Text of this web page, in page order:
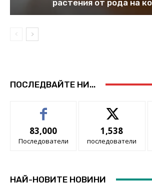
растения от рода на
ПОСЛЕДВАЙТЕ НИ...
83,000
Последователи
1,538
последователи
НАЙ-НОВИТЕ НОВИНИ